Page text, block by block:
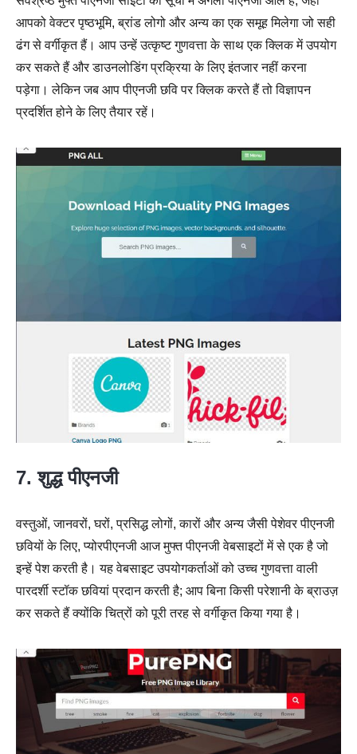
आपको वेक्टर पृष्ठभूमि, ब्रांड लोगो और अन्य का एक समूह मिलेगा जो सही
ढंग से वर्गीकृत हैं। आप उन्हें उत्कृष्ट गुणवत्ता के साथ एक क्लिक में उपयोग
कर सकते हैं और डाउनलोडिंग प्रक्रिया के लिए इंतजार नहीं करना
पड़ेगा। लेकिन जब आप पीएनजी छवि पर क्लिक करते हैं तो विज्ञापन
प्रदर्शित होने के लिए तैयार रहें।
7. शुद्ध पीएनजी
वस्तुओं, जानवरों, घरों, प्रसिद्ध लोगों, कारों और अन्य जैसी पेशेवर पीएनजी
छवियों के लिए, प्योरपीएनजी आज मुफ्त पीएनजी वेबसाइटों में से एक है जो
इन्हें पेश करती है। यह वेबसाइट उपयोगकर्ताओं को उच्च गुणवत्ता वाली
पारदर्शी स्टॉक छवियां प्रदान करती है; आप बिना किसी परेशानी के ब्राउज़
कर सकते हैं क्योंकि चित्रों को पूरी तरह से वर्गीकृत किया गया है।